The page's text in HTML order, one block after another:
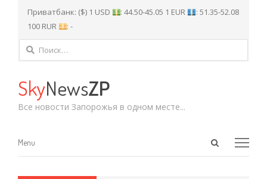
Приватбанк: ($) 1 USD : 44.50-45.05 1 EUR
: 51.35-52.08
100 RUR
: -
Найти:
SkyNewsZP
Все новости Запорожья в одном месте...
Open
Menu
Menu